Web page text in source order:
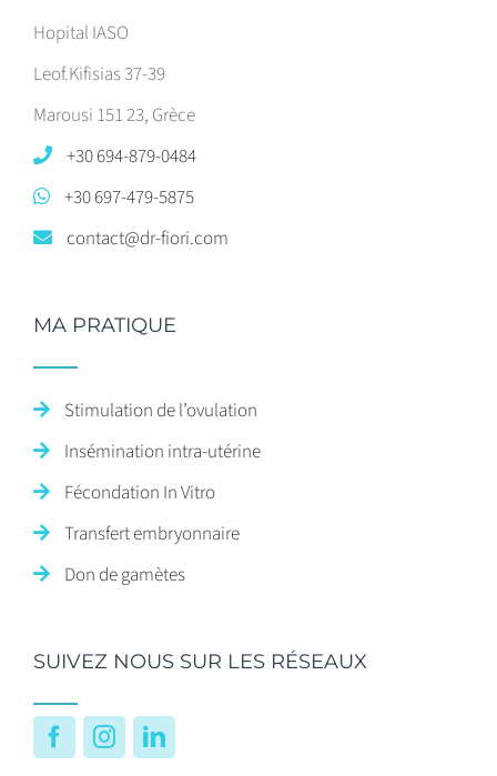
Hopital IASO
Leof.Kifisias 37-39
Marousi 151 23, Grèce
+30 694-879-0484
+30 697-479-5875
contact@dr-fiori.com
MA PRATIQUE
Stimulation de l’ovulation
Insémination intra-utérine
Fécondation In Vitro
Transfert embryonnaire
Don de gamètes
SUIVEZ NOUS SUR LES RÉSEAUX
FacebookInstagramLinkedIn